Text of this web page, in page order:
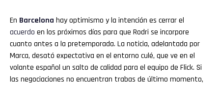
En Barcelona hay optimismo y la intención es cerrar el
acuerdo en los próximos días para que Rodri se incorpore
cuanto antes a la pretemporada. La noticia, adelantada por
Marca, desató expectativa en el entorno culé, que ve en el
volante español un salto de calidad para el equipo de Flick. Si
las negociaciones no encuentran trabas de último momento,